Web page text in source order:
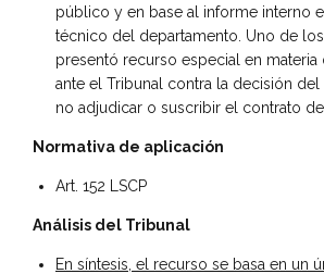
público y en base al informe interno
técnico del departamento. Uno de
presentó recurso especial en materia
ante el Tribunal contra la decisión
no adjudicar o suscribir el contrato
Normativa de aplicación
Art. 152 LSCP
Análisis del Tribunal
En síntesis, el recurso se basa en un